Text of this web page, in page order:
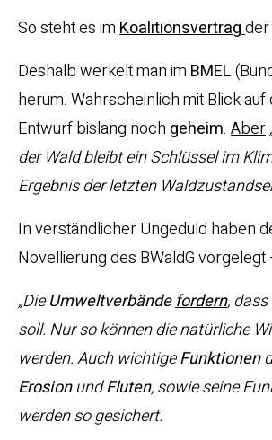
So steht es imKoalitionsvertrag
Deshalb werkelt man im BMEL
herum. Wahrscheinlich mit Blick auf
Entwurf bislang noch geheim. Aber
der Wald bleibt ein Schlüssel im
Ergebnis der letzten
In verständlicher Ungeduld haben
Novellierung des BWaldG vorgelegt
„DieUmweltverbändefordern,
soll. Nur so können die natürliche
werden. Auch wichtigeFunktionen
ErosionundFluten, sowie seine
werden so gesichert.